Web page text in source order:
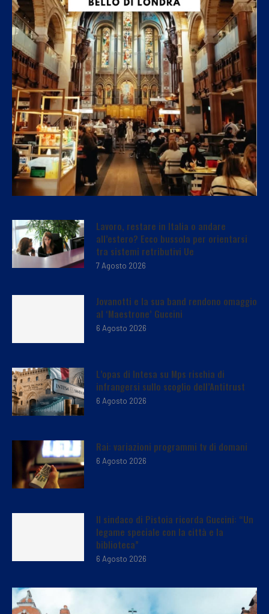
Lavoro, restare in Italia o andare
all’estero? Ecco bussola per orientarsi
tra sistemi retributivi Ue
7 Agosto 2026
Jovanotti e la sua band rendono omaggio
al ‘Maestrone’ Guccini
6 Agosto 2026
L’opas di Intesa su Mps rischia di
infrangersi sullo scoglio dell’Antitrust
6 Agosto 2026
Rai: variazioni programmi tv di domani
6 Agosto 2026
Il sindaco di Pistoia ricorda Guccini: “Un
legame speciale con la città e la
biblioteca”
6 Agosto 2026